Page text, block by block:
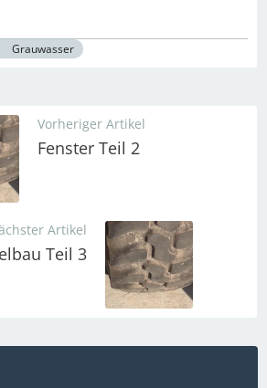
Grauwasser
Vorheriger Artikel
Fenster Teil 2
Artikel
Teil 3